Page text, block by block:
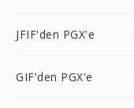
JFIF'den PGX'e
GIF'den PGX'e